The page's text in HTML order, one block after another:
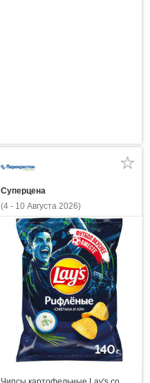
Суперцена
(4 - 10 Августа 2026)